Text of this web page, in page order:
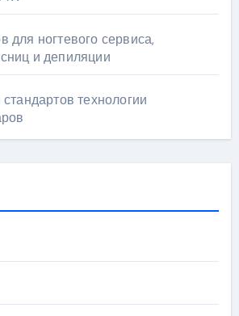
для ногтевого сервиса,
и депиляции
технологии